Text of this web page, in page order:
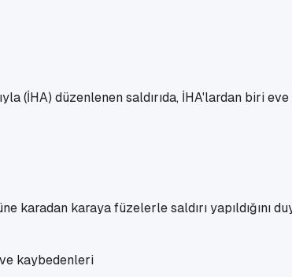
(İHA) düzenlenen saldırıda, İHA'lardan biri
karadan karaya füzelerle saldırı yapıldığını